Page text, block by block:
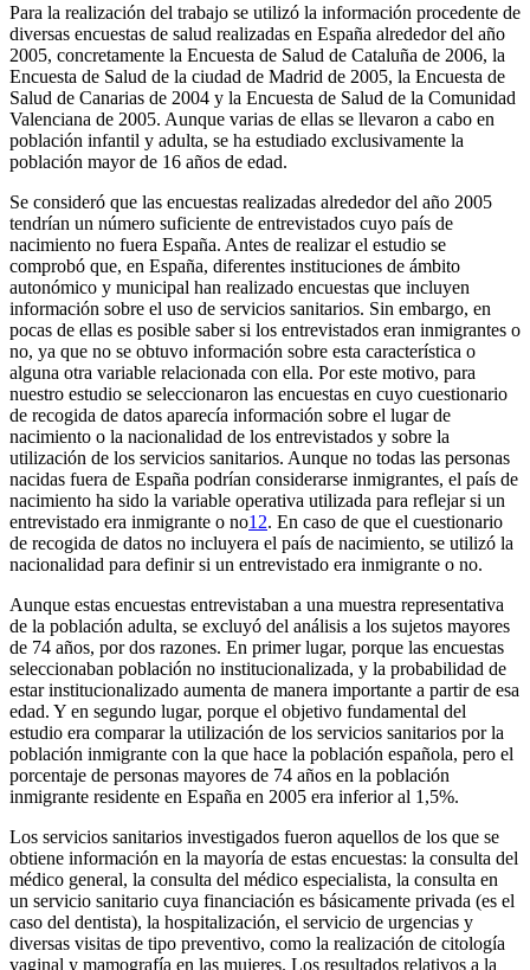
Para la realización del trabajo se utilizó la información procedente de
diversas encuestas de salud realizadas en España alrededor del año
2005, concretamente la Encuesta de Salud de Cataluña de 2006, la
Encuesta de Salud de la ciudad de Madrid de 2005, la Encuesta de
Salud de Canarias de 2004 y la Encuesta de Salud de la Comunidad
Valenciana de 2005. Aunque varias de ellas se llevaron a cabo en
población infantil y adulta, se ha estudiado exclusivamente la
población mayor de 16 años de edad.
Se consideró que las encuestas realizadas alrededor del año 2005
tendrían un número suficiente de entrevistados cuyo país de
nacimiento no fuera España. Antes de realizar el estudio se
comprobó que, en España, diferentes instituciones de ámbito
autonómico y municipal han realizado encuestas que incluyen
información sobre el uso de servicios sanitarios. Sin embargo, en
pocas de ellas es posible saber si los entrevistados eran inmigrantes o
no, ya que no se obtuvo información sobre esta característica o
alguna otra variable relacionada con ella. Por este motivo, para
nuestro estudio se seleccionaron las encuestas en cuyo cuestionario
de recogida de datos aparecía información sobre el lugar de
nacimiento o la nacionalidad de los entrevistados y sobre la
utilización de los servicios sanitarios. Aunque no todas las personas
nacidas fuera de España podrían considerarse inmigrantes, el país de
nacimiento ha sido la variable operativa utilizada para reflejar si un
entrevistado era inmigrante o no12. En caso de que el cuestionario
de recogida de datos no incluyera el país de nacimiento, se utilizó la
nacionalidad para definir si un entrevistado era inmigrante o no.
Aunque estas encuestas entrevistaban a una muestra representativa
de la población adulta, se excluyó del análisis a los sujetos mayores
de 74 años, por dos razones. En primer lugar, porque las encuestas
seleccionaban población no institucionalizada, y la probabilidad de
estar institucionalizado aumenta de manera importante a partir de esa
edad. Y en segundo lugar, porque el objetivo fundamental del
estudio era comparar la utilización de los servicios sanitarios por la
población inmigrante con la que hace la población española, pero el
porcentaje de personas mayores de 74 años en la población
inmigrante residente en España en 2005 era inferior al 1,5%.
Los servicios sanitarios investigados fueron aquellos de los que se
obtiene información en la mayoría de estas encuestas: la consulta del
médico general, la consulta del médico especialista, la consulta en
un servicio sanitario cuya financiación es básicamente privada (es el
caso del dentista), la hospitalización, el servicio de urgencias y
diversas visitas de tipo preventivo, como la realización de citología
vaginal y mamografía en las mujeres. Los resultados relativos a la